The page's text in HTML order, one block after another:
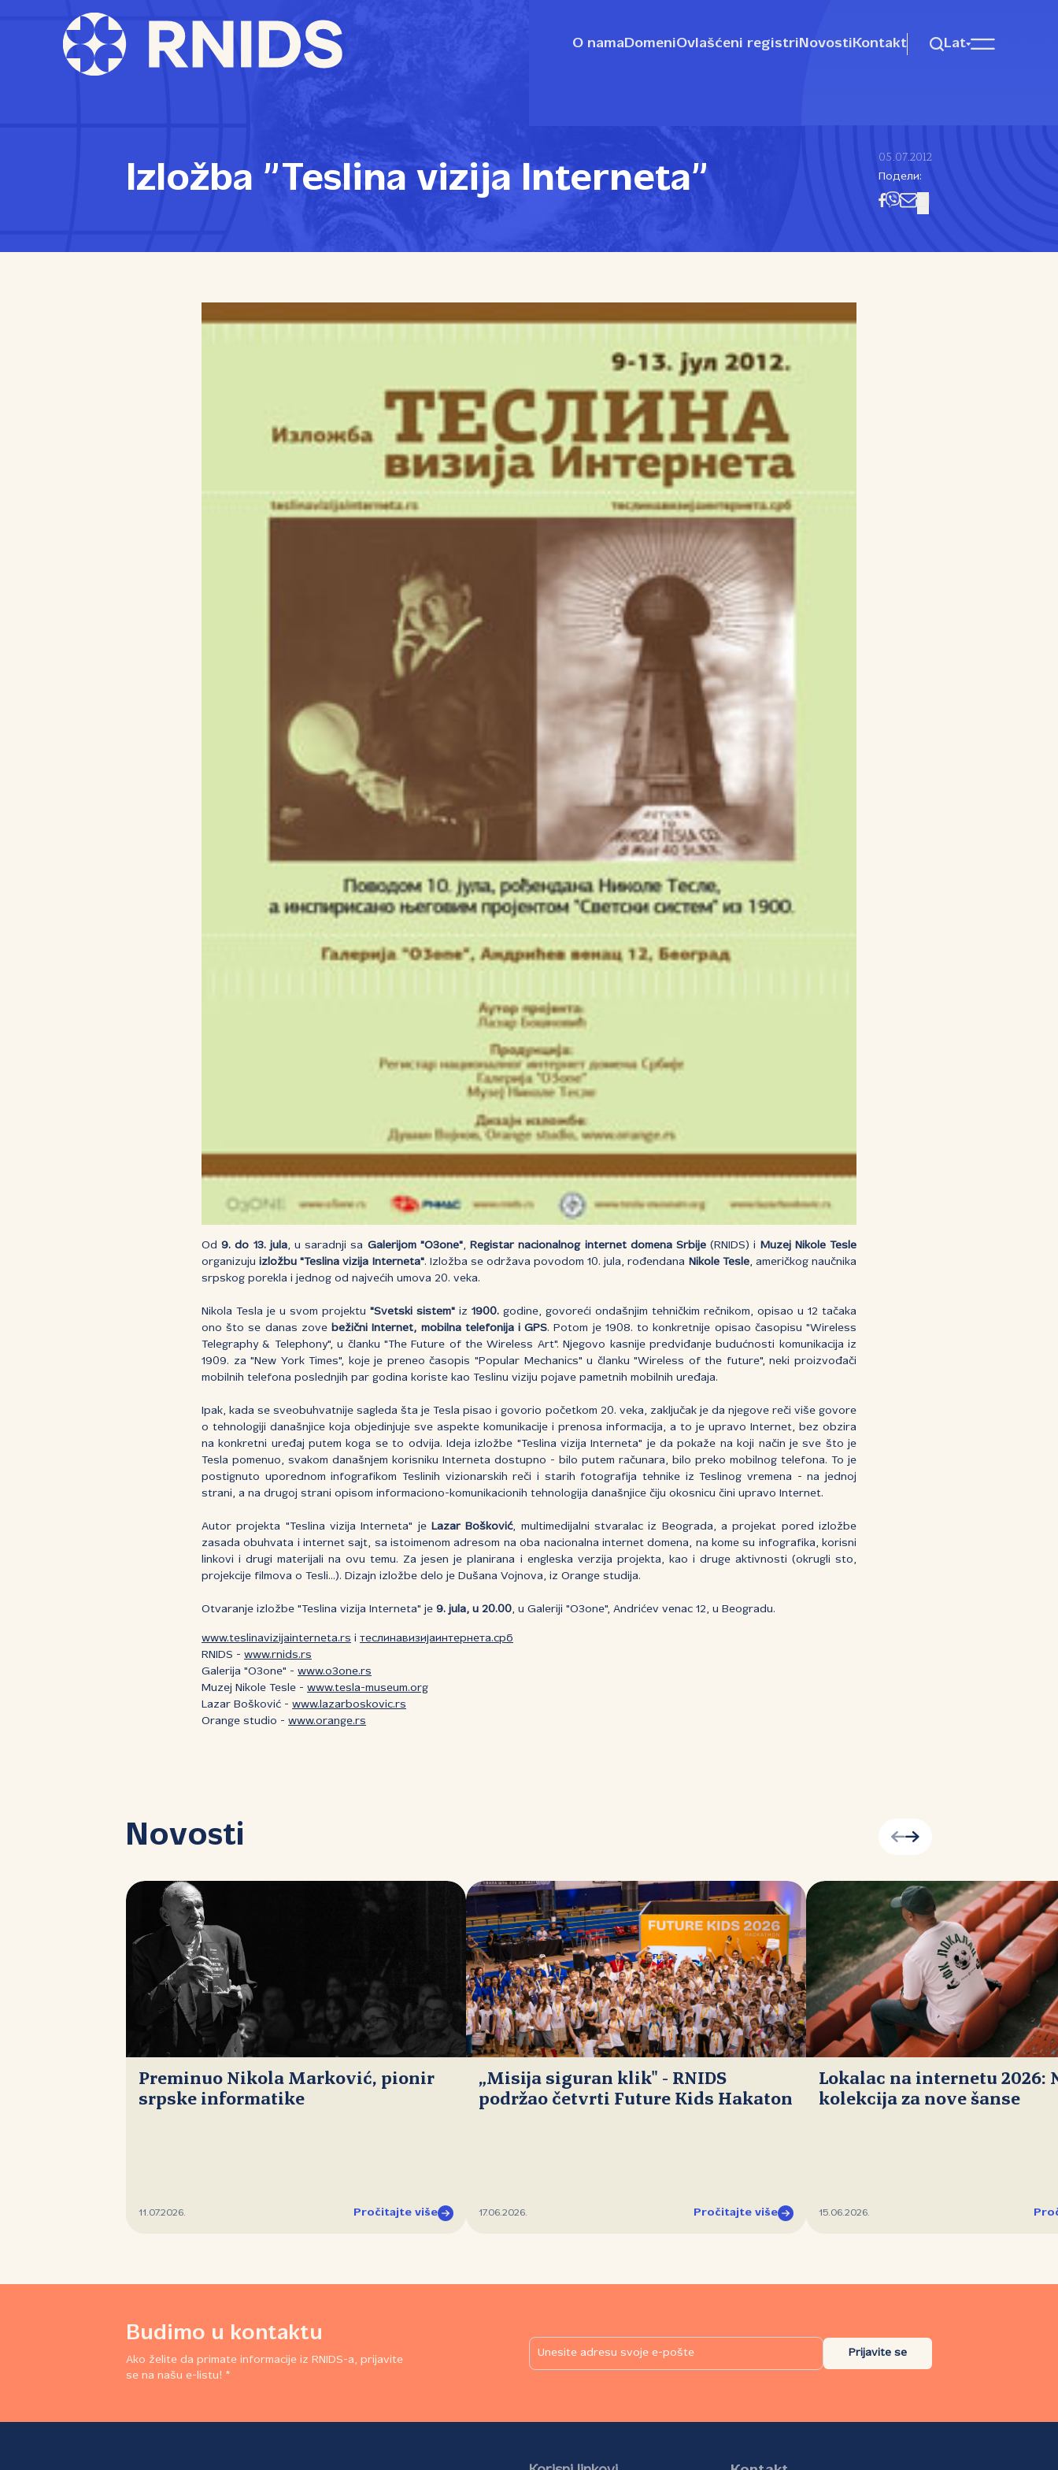
O nama DomeniOvlašćeni registri Novosti Kontakt Lat
Izložba ”Teslina vizija Interneta”
05.07.2012
Подели:
Od 9. do 13. jula, u saradnji sa Galerijom "O3one", Registar nacionalnog internet domena Srbije(RNIDS) i
Muzej Nikole Tesle
organizuju izložbu "Teslina vizija Interneta". Izložba se održava povodom 10. jula, rođendana Nikole Tesle, američkog naučnika
srpskog porekla i jednog od najvećih umova 20. veka.
Nikola Tesla je u svom projektu "Svetski sistem" iz 1900. godine, govoreći ondašnjim tehničkim rečnikom, opisao u 12 tačaka
ono što se danas zove bežični Internet, mobilna telefonija i GPS. Potom je 1908. to konkretnije opisao časopisu "Wireless
Telegraphy & Telephony", u članku "The Future of the Wireless Art". Njegovo kasnije predviđanje budućnosti komunikacija iz
1909. za "New York Times", koje je preneo časopis "Popular Mechanics" u članku "Wireless of the future", neki proizvođači
mobilnih telefona poslednjih par godina koriste kao Teslinu viziju pojave pametnih mobilnih uređaja.
Ipak, kada se sveobuhvatnije sagleda šta je Tesla pisao i govorio početkom 20. veka, zaključak je da njegove reči više govore
o tehnologiji današnjice koja objedinjuje sve aspekte komunikacije i prenosa informacija, a to je upravo Internet, bez obzira
na konkretni uređaj putem koga se to odvija. Ideja izložbe "Teslina vizija Interneta" je da pokaže na koji način je sve što je
Tesla pomenuo, svakom današnjem korisniku Interneta dostupno - bilo putem računara, bilo preko mobilnog telefona. To je
postignuto uporednom infografikom Teslinih vizionarskih reči i starih fotografija tehnike iz Teslinog vremena - na jednoj
strani, a na drugoj strani opisom informaciono-komunikacionih tehnologija današnjice čiju okosnicu čini upravo Internet.
Autor projekta "Teslina vizija Interneta" je Lazar Bošković, multimedijalni stvaralac iz Beograda, a projekat pored izložbe
zasada obuhvata i internet sajt, sa istoimenom adresom na oba nacionalna internet domena, na kome su infografika, korisni
linkovi i drugi materijali na ovu temu. Za jesen je planirana i engleska verzija projekta, kao i druge aktivnosti (okrugli sto,
projekcije filmova o Tesli...). Dizajn izložbe delo je Dušana Vojnova, iz Orange studija.
Otvaranje izložbe "Teslina vizija Interneta" je 9. jula, u 20.00, u Galeriji "O3one", Andrićev venac 12, u Beogradu.
www.teslinavizijainterneta.rs i теслинавизијаинтернета.срб
RNIDS - www.rnids.rs
Galerija "O3one" - www.o3one.rs
Muzej Nikole Tesle - www.tesla-museum.org
Lazar Bošković - www.lazarboskovic.rs
Orange studio - www.orange.rs
Novosti
Preminuo Nikola Marković, pionir
srpske informatike
11.07.2026. Pročitajte više
„Misija siguran klik" - RNIDS
podržao četvrti Future Kids Hakaton
17.06.2026. Pročitajte više
Lokalac na internetu 2026:
kolekcija za nove šanse
15.06.2026.
Budimo u kontaktu
Ako želite da primate informacije iz RNIDS-a, prijavite
se na našu e-listu! *
Prijavite se